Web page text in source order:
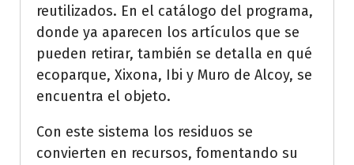
reutilizados. En el catálogo del programa,
donde ya aparecen los artículos que se
pueden retirar, también se detalla en qué
ecoparque, Xixona, Ibi y Muro de Alcoy, se
encuentra el objeto.
Con este sistema los residuos se
convierten en recursos, fomentando su